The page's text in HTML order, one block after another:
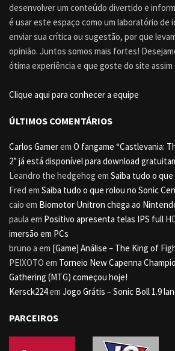
desenvolver um conteúdo divertido e
é usar este espaço como um laboratório de
enviar sua crítica ou sugestão, por que
opinião. Juntos somos mais fortes!
ótima experiência e que goste do site assim
Clique aqui para conhecer a equipe
ÚLTIMOS COMENTÁRIOS
Carlos Gamerem O fangame “Castlevania:
2” já está disponível para download
Leandro the hedgehog em Saiba tudo o
Fred em Saiba tudo o que rolou no Sonic
caio em Biomotor Unitron chega ao
paula em Positivo apresenta telas IPS full
imersão em PCs
bruno a em [Game] Análise – The King of
PEIXOTO em Torneio New Capenna
Gathering (MTG) começou hoje!
Kersck224em Jogo Grátis – Sonic Boll 1.9
PARCEIROS